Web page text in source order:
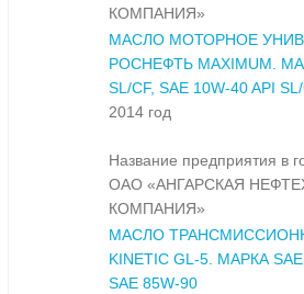
КОМПАНИЯ»
МАСЛО МОТОРНОЕ
РОСНЕФТЬ MAXIMUM.
SL/CF, SAE 10W-40 API
2014 год
Название предприятия в
ОАО «АНГАРСКАЯ
КОМПАНИЯ»
МАСЛО
KINETIC GL-5. МАРКА
SAE 85W-90